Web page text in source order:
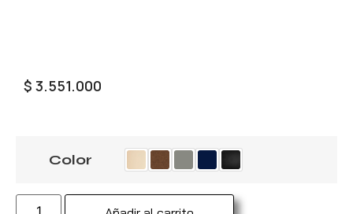
$ 3.551.000
Color